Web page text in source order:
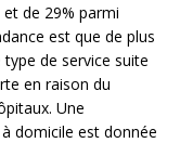
de 29% parmi
est que de plus
de service suite
en raison du
Une
domicile est donnée